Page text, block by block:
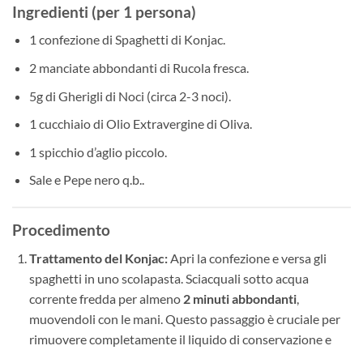
Ingredienti (per 1 persona)
1 confezione di Spaghetti di Konjac.
2 manciate abbondanti di Rucola fresca.
5g di Gherigli di Noci (circa 2-3 noci).
1 cucchiaio di Olio Extravergine di Oliva.
1 spicchio d’aglio piccolo.
Sale e Pepe nero q.b..
Procedimento
Trattamento del Konjac:Apri la confezione e versa gli
spaghetti in uno scolapasta. Sciacquali sotto acqua
corrente fredda per almeno 2 minuti abbondanti,
muovendoli con le mani. Questo passaggio è cruciale per
rimuovere completamente il liquido di conservazione e